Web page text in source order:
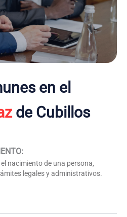
en el
de Cubillos
:
nacimiento de una persona,
legales y administrativos.